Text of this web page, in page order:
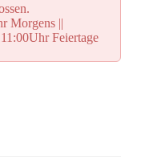
Morgens ||
Feiertage